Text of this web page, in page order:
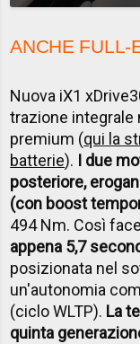
ANCHE FULL-
Nuova iX1
trazione
premium (qui la
batterie). I due
posteriore,
(con boost
494 Nm. Così
appena 5,7
posizionata nel
un'autonomia
(ciclo WLTP). La
quinta